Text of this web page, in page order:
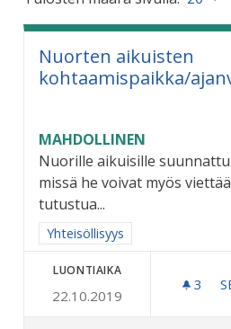
Nuorten aikuisten
kohtaamispaikka/
MAHDOLLINEN
Nuorille aikuisille
missä he voivat myös
tutustua...
Rajaa tulokset aihepiirin
Yhteisöllisyys
LUONTIAIKA
22.10.2019
3 3